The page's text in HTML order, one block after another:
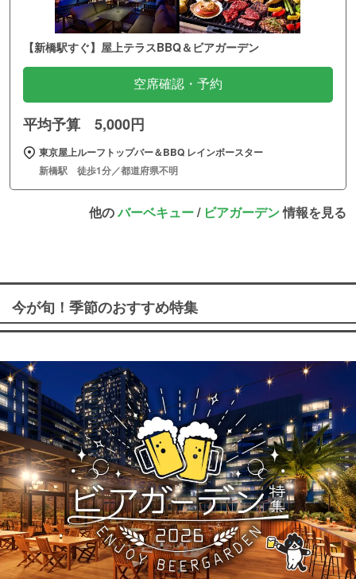
【新橋駅すぐ】屋上テラスBBQ＆ビアガーデン
空席確認・予約
平均予算 5,000円
東京屋上ルーフトップバー＆BBQ レインボースター
新橋駅 徒歩1分／都道府県不明
他のバーベキュー/ ビアガーデン情報を見る
今が旬！季節のおすすめ特集